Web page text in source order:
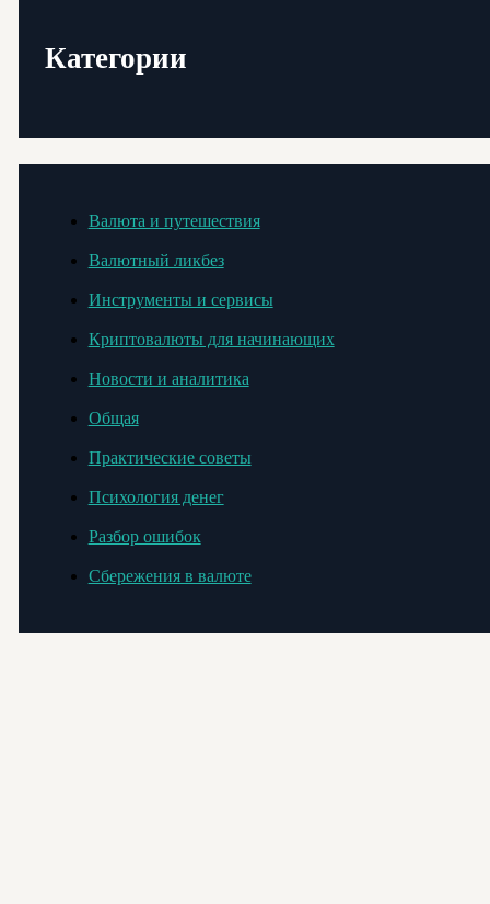
Категории
Валюта и путешествия
Валютный ликбез
Инструменты и сервисы
Криптовалюты для начинающих
Новости и аналитика
Общая
Практические советы
Психология денег
Разбор ошибок
Сбережения в валюте